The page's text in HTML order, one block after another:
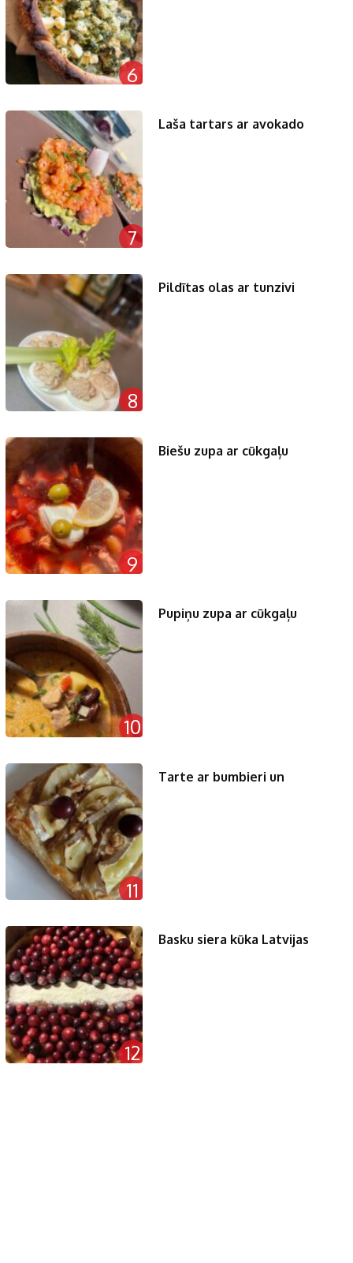
6
7
Laša tartars ar avokado
8
Pildītas olas ar tunzivi
9
Biešu zupa ar cūkgaļu
10
Pupiņu zupa ar cūkgaļu
11
Tarte ar bumbieri un
12
Basku siera kūka Latvijas